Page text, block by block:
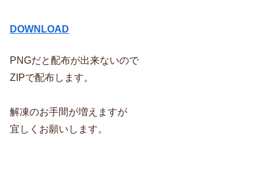
DOWNLOAD
PNGだと配布が出来ないので
ZIPで配布します。
解凍のお手間が増えますが
宜しくお願いします。